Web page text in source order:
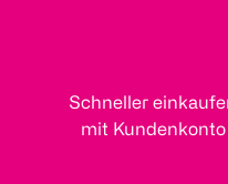
Schneller
mit Kundenkonto